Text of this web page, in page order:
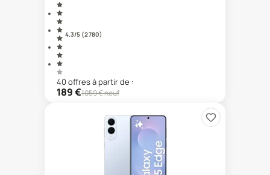
4.3/5 (2 780)
40 offresà partir de :
189€1059€ neuf